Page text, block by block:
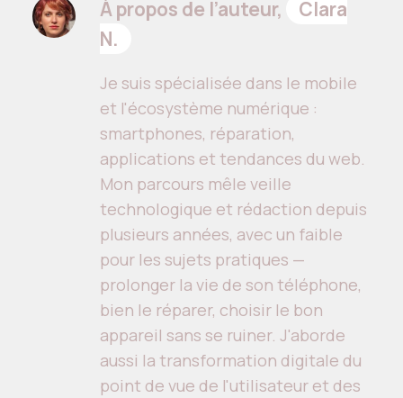
À propos de l’auteur,
Clara
N.
Je suis spécialisée dans le mobile
et l'écosystème numérique :
smartphones, réparation,
applications et tendances du web.
Mon parcours mêle veille
technologique et rédaction depuis
plusieurs années, avec un faible
pour les sujets pratiques —
prolonger la vie de son téléphone,
bien le réparer, choisir le bon
appareil sans se ruiner. J'aborde
aussi la transformation digitale du
point de vue de l'utilisateur et des